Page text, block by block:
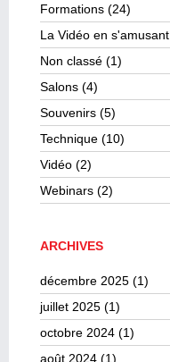
Formations (24)
La Vidéo en s'amusant
Non classé (1)
Salons (4)
Souvenirs (5)
Technique (10)
Vidéo (2)
Webinars (2)
ARCHIVES
décembre 2025 (1)
juillet 2025 (1)
octobre 2024 (1)
août 2024 (1)